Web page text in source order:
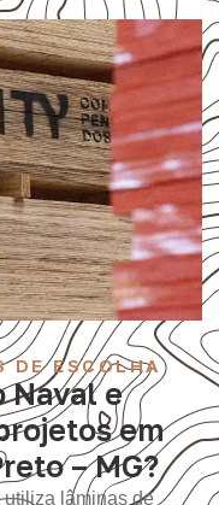
DE ESCOLHA
Naval e
em
– MG?
utiliza lâminas de